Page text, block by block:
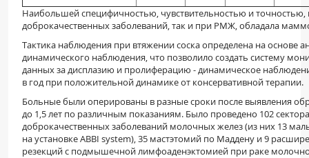
Наибольшей специфичностью, чувствительностью и точностью,
доброкачественных заболеваний, так и при РМЖ, обладала
Тактика наблюдения при втяжении соска определена на основе
динамического наблюдения, что позволило создать систему
данных за дисплазию и пролиферацию - динамическое
в год при положительной динамике от консервативной терапии.
Больные были оперированы в разные сроки после выявления
до 1,5 лет по различным показаниям. Было проведено 102
доброкачественных заболеваний молочных желез (из них 13
на установкеABBI system), 35 мастэтомий по Маддену и 9
резекций с подмышечной лимфоаденэктомией при раке